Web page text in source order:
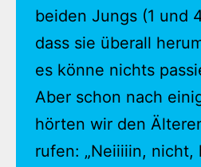
beiden Jungs (1 und
dass sie überall
es könne nichts
Aber schon nach
hörten wir den
rufen: „Neiiiiin, nicht,